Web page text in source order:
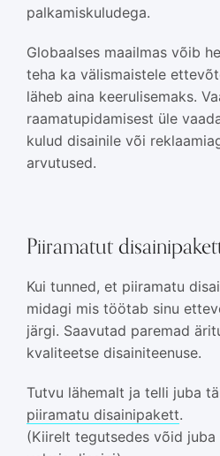
palkamiskuludega.
Globaalses maailmas võib
teha ka välismaistele
läheb aina keerulisemaks.
raamatupidamisest üle
kulud disainile või
arvutused.
Piiramatut
Kui tunned, et piiramatu
midagi mis töötab sinu
järgi. Saavutad paremad
kvaliteetse disainiteenuse.
Tutvu lähemalt ja telli juba
piiramatu disainipakett.
(Kiirelt tegutsedes võid